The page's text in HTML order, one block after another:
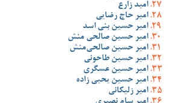
امید زارع
امیر حاج رضایی
امیر حسین بنی اسد
امیر حسین صالحی منش
امیر حسین صالحی‌منش
امیر حسین طاحونی
امیر حسین عسگری
امیر حسین یحیی زاده
امیر زلیکانی